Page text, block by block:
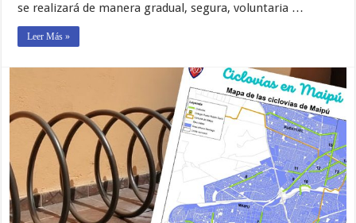
se realizará de manera gradual, segura, voluntaria …
Leer Más »